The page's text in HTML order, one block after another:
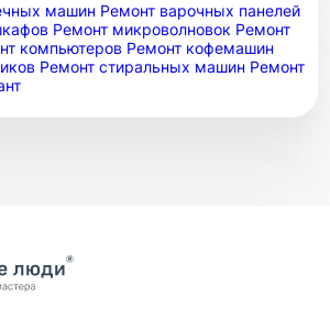
машин Ремонт варочных панелей
Ремонт микроволновок Ремонт
компьютеров Ремонт кофемашин
Ремонт стиральных машин Ремонт